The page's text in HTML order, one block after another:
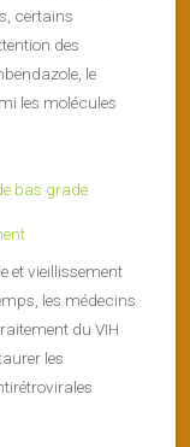
certains
des
le
les molécules
et vieillissement
les médecins
du VIH
les